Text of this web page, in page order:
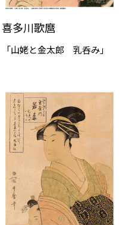
喜多川歌麿
「山姥と金太郎 乳呑み」